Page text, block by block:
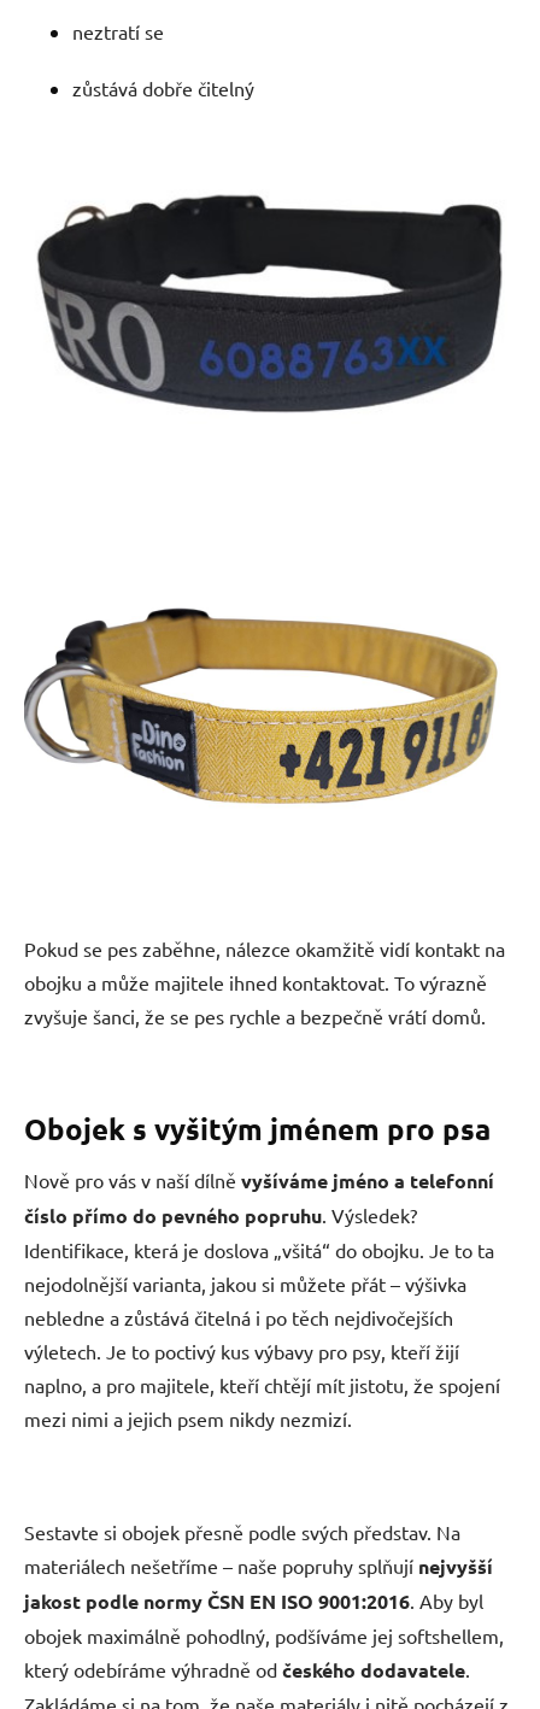
neztratí se
zůstává dobře čitelný
Pokud se pes zaběhne, nálezce okamžitě vidí kontakt na
obojku a může majitele ihned kontaktovat. To výrazně
zvyšuje šanci, že se pes rychle a bezpečně vrátí domů.
Obojek s vyšitým jménem pro psa
Nově pro vás v naší dílně vyšíváme jméno a telefonní
číslo přímo do pevného popruhu. Výsledek?
Identifikace, která je doslova „všitá“ do obojku. Je to ta
nejodolnější varianta, jakou si můžete přát – výšivka
nebledne a zůstává čitelná i po těch nejdivočejších
výletech. Je to poctivý kus výbavy pro psy, kteří žijí
naplno, a pro majitele, kteří chtějí mít jistotu, že spojení
mezi nimi a jejich psem nikdy nezmizí.
Sestavte si obojek přesně podle svých představ. Na
materiálech nešetříme – naše popruhy splňují nejvyšší
jakost podle normy ČSN EN ISO 9001:2016. Aby byl
obojek maximálně pohodlný, podšíváme jej softshellem,
který odebíráme výhradně od českého dodavatele.